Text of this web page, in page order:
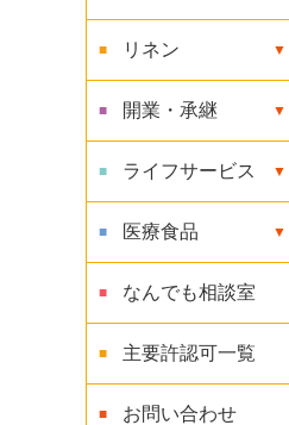
リネン
開業・承継
ライフサービス
医療食品
なんでも相談室
主要許認可一覧
お問い合わせ